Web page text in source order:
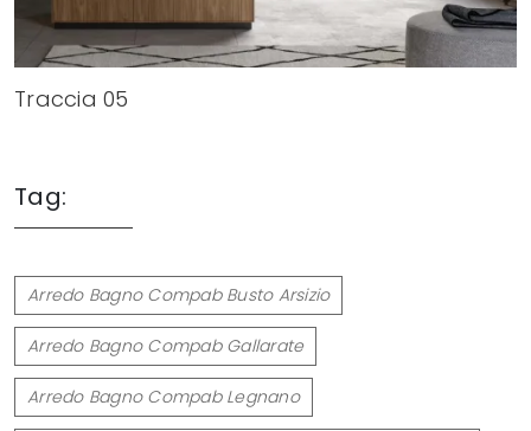
Traccia 05
Tag:
Arredo Bagno Compab Busto Arsizio
Arredo Bagno Compab Gallarate
Arredo Bagno Compab Legnano